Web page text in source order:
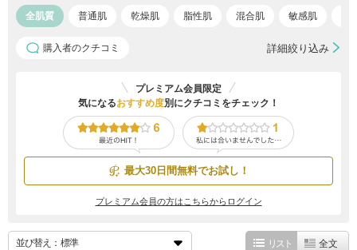
全肌質 普通肌 乾燥肌 脂性肌 混合肌 敏感肌
購入者のクチコミ 詳細絞り込み
プレミアム会員限定
気になるおすすめ度別にクチコミをチェック！
最大30日間無料でお試し！
プレミアム会員の方はこちらからログイン
並び替え： リスト 全文